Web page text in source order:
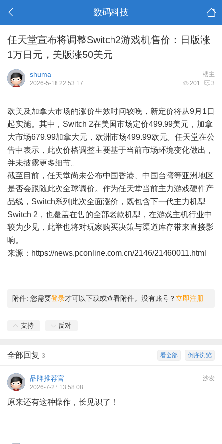
数码科技
任天堂宣布将调整Switch2游戏机售价：日版涨
1万日元，美版涨50美元
楼主
shuma
201 3
2026-5-18 22:53:17
欧美及加拿大市场的涨价生效时间较晚，新定价将从9月1日
起实施。其中，Switch 2在美国市场定价499.99美元，加拿
大市场679.99加拿大元，欧洲市场499.99欧元。任天堂在公
告中表示，此次价格调整主要基于当前市场环境变化做出，
并未披露更多细节。
截至目前，任天堂尚未公布中国香港、中国台湾等亚洲地区
是否会跟随此次全球调价。作为任天堂当前主力游戏硬件产
品线，Switch系列此次全面涨价，既包含下一代主力机型
Switch 2，也覆盖在售的全部老款机型，在游戏主机行业中
较为少见，此举也将对玩家购买决策与渠道库存带来直接影
响。
来源： https://news.pconline.com.cn/2146/21460011.html
附件: 您需要登录才可以下载或查看附件。没有账号？ 立即注册
支持 反对
倒序浏览
看全部
全部回复 3
沙发
品牌推荐官
2026-7-27 13:58:08
原来还有这种操作，长见识了！